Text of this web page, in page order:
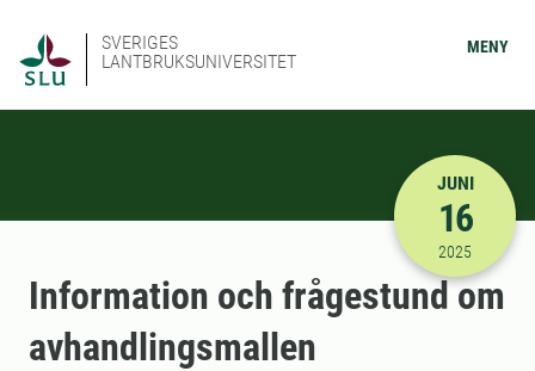
SVERIGES
LANTBRUKSUNIVERSITET
MENY
2025-06-
JUNI
16
2025
Information och frågestund om
avhandlingsmallen